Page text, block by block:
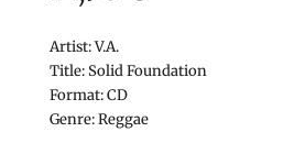
Artist: V.A.
Title: Solid Foundation
Format: CD
Genre: Reggae